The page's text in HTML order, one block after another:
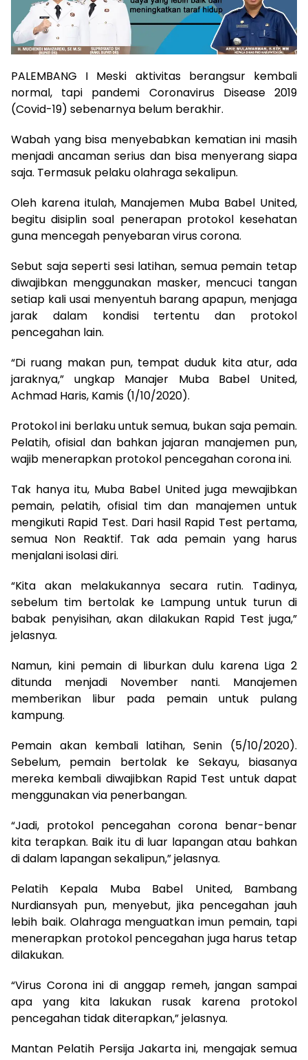
PALEMBANG I Meski aktivitas berangsur kembali
normal, tapi pandemi Coronavirus Disease 2019
(Covid-19) sebenarnya belum berakhir.
Wabah yang bisa menyebabkan kematian ini masih
menjadi ancaman serius dan bisa menyerang siapa
saja. Termasuk pelaku olahraga sekalipun.
Oleh karena itulah, Manajemen Muba Babel United,
begitu disiplin soal penerapan protokol kesehatan
guna mencegah penyebaran virus corona.
Sebut saja seperti sesi latihan, semua pemain tetap
diwajibkan menggunakan masker, mencuci tangan
setiap kali usai menyentuh barang apapun, menjaga
jarak dalam kondisi tertentu dan protokol
pencegahan lain.
“Di ruang makan pun, tempat duduk kita atur, ada
jaraknya,” ungkap Manajer Muba Babel United,
Achmad Haris, Kamis (1/10/2020).
Protokol ini berlaku untuk semua, bukan saja pemain.
Pelatih, ofisial dan bahkan jajaran manajemen pun,
wajib menerapkan protokol pencegahan corona ini.
Tak hanya itu, Muba Babel United juga mewajibkan
pemain, pelatih, ofisial tim dan manajemen untuk
mengikuti Rapid Test. Dari hasil Rapid Test pertama,
semua Non Reaktif. Tak ada pemain yang harus
menjalani isolasi diri.
“Kita akan melakukannya secara rutin. Tadinya,
sebelum tim bertolak ke Lampung untuk turun di
babak penyisihan, akan dilakukan Rapid Test juga,”
jelasnya.
Namun, kini pemain di liburkan dulu karena Liga 2
ditunda menjadi November nanti. Manajemen
memberikan libur pada pemain untuk pulang
kampung.
Pemain akan kembali latihan, Senin (5/10/2020).
Sebelum, pemain bertolak ke Sekayu, biasanya
mereka kembali diwajibkan Rapid Test untuk dapat
menggunakan via penerbangan.
“Jadi, protokol pencegahan corona benar-benar
kita terapkan. Baik itu di luar lapangan atau bahkan
di dalam lapangan sekalipun,” jelasnya.
Pelatih Kepala Muba Babel United, Bambang
Nurdiansyah pun, menyebut, jika pencegahan jauh
lebih baik. Olahraga menguatkan imun pemain, tapi
menerapkan protokol pencegahan juga harus tetap
dilakukan.
“Virus Corona ini di anggap remeh, jangan sampai
apa yang kita lakukan rusak karena protokol
pencegahan tidak diterapkan,” jelasnya.
Mantan Pelatih Persija Jakarta ini, mengajak semua